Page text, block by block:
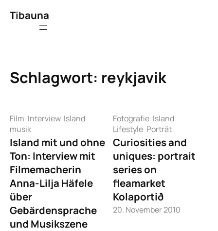
Inhalt
Tibauna
Schlagwort: reykjavik
Film Interview Island
musik
Island mit und ohne
Ton: Interview mit
Filmemacherin
Anna-Lilja Häfele
über
Gebärdensprache
und Musikszene
Fotografie Island
Lifestyle Porträt
Curiosities and
uniques: portrait
series on
fleamarket
Kolaportið
20. November 2010